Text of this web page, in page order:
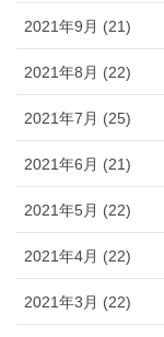
2021年9月 (21)
2021年8月 (22)
2021年7月 (25)
2021年6月 (21)
2021年5月 (22)
2021年4月 (22)
2021年3月 (22)